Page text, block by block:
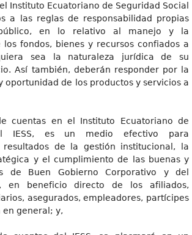
Instituto Ecuatoriano de Seguridad Social
a las reglas de responsabilidad propias
en lo relativo al manejo y la
fondos, bienes y recursos confiados a
sea la naturaleza jurídica de su
Así también, deberán responder por la
oportunidad de los productos y servicios a
cuentas en el Instituto Ecuatoriano de
IESS, es un medio efectivo para
resultados de la gestión institucional, la
y el cumplimiento de las buenas y
de Buen Gobierno Corporativo y del
en beneficio directo de los afiliados,
asegurados, empleadores, partícipes
en general; y,